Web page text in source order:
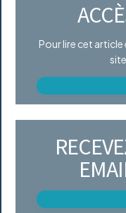
Pour lire cet